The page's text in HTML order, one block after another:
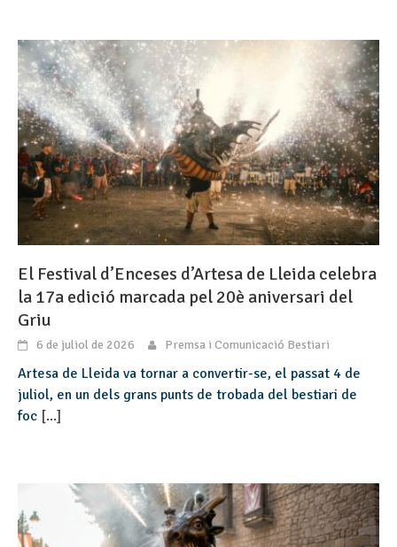
El Festival d’Enceses d’Artesa de Lleida celebra
la 17a edició marcada pel 20è aniversari del
Griu
6 de juliol de 2026 Premsa i Comunicació Bestiari
Artesa de Lleida va tornar a convertir-se, el passat 4 de
juliol, en un dels grans punts de trobada del bestiari de
foc [...]